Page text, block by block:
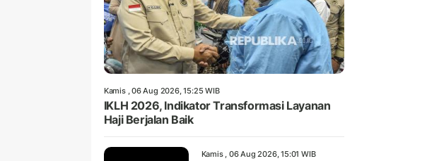
Kamis , 06 Aug 2026, 15:25 WIB
IKLH 2026, Indikator Transformasi Layanan
Haji Berjalan Baik
Kamis , 06 Aug 2026, 15:01 WIB